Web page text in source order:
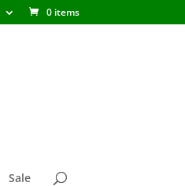
0 items
Sale